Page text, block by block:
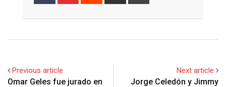
Previous article
Omar Geles fue jurado en
Next article
Jorge Celedón y Jimmy